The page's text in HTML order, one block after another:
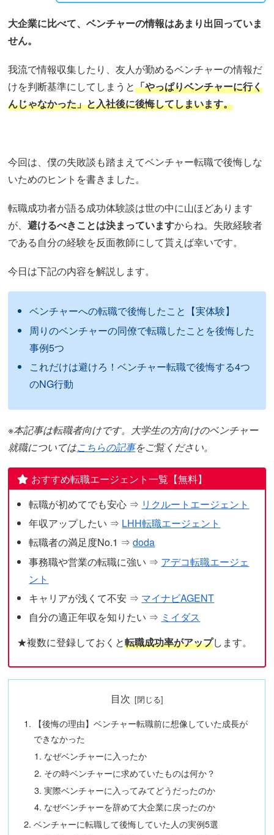
大企業に比べて、ベンチャーの情報はあまり出回っていま
せん。
我流で情報収集したり、友人が勤めるベンチャーの情報だ
けを判断基準にしてしまうと「やっぱりベンチャーに行く
んじゃなかった」と入社後に後悔してしまいます。
今回は、僕の失敗談も踏まえてベンチャー転職で後悔しな
いためのヒントを書きました。
転職成功者が語る成功体験談は世の中に山ほどあります
が、避けるべきことは決まっていますからね。失敗経験者
である自分の経験を反面教師にして貰えば幸いです。
今日は下記の内容を解説します。
ベンチャーへの転職で後悔したこと【実体験】
周りのベンチャーの同僚で転職したことを後悔した
事例5つ
これだけは避けろ！ベンチャー転職で後悔する4つ
のNG行動
※本記事は転職者向けです。大学生の方向けのベンチャー
就職についてはこちらの記事をご覧ください。
おすすめ転職エージェント一覧【無料】
転職が初めてでも安心 ⇒ リクルートエージェント
年収アップしたい ⇒ LHH転職エージェント
転職者の満足度No.1 ⇒doda
事務職や営業の転職に強い ⇒ アデコ転職エージェ
ント
キャリアが浅くて不安 ⇒ マイナビAGENT
自分の適正年収を知りたい ⇒ ミイダス
★複数に登録しておくと転職成功率がアップします。
目次
【後悔の理由】ベンチャー転職前に想像していた成長が
できなかった
なぜベンチャーに入ったか
その時ベンチャーに求めていたものは何か？
実際ベンチャーに入ってみてどうだったのか
なぜベンチャーを辞めて大企業に戻ったのか
ベンチャーに転職して後悔していた人の実例5選